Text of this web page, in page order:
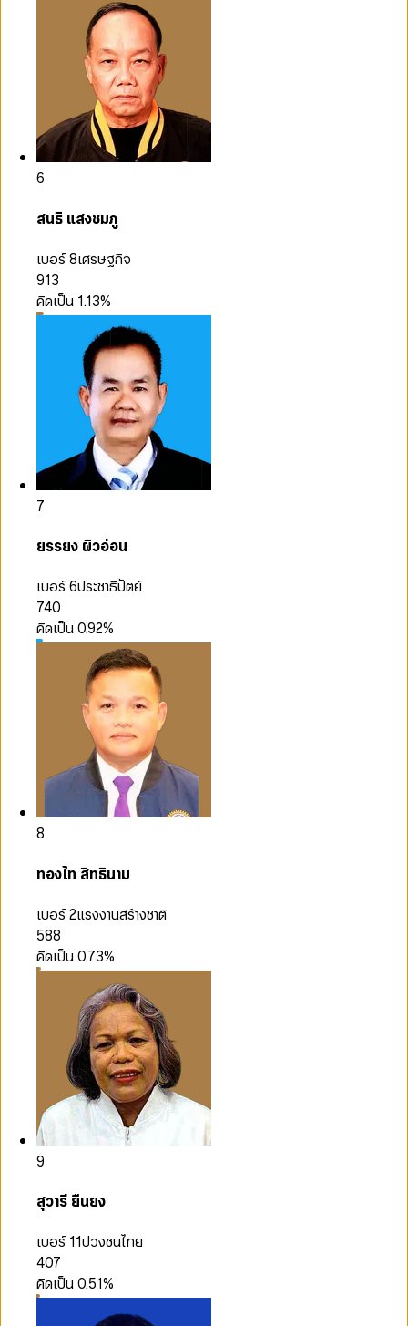
6
สนธิ แสงชมภู
เบอร์ 8เศรษฐกิจ
913
คิดเป็น 1.13%
7
ยรรยง ผิวอ่อน
เบอร์ 6ประชาธิปัตย์
740
คิดเป็น0.92%
8
ทองไท สิทธินาม
เบอร์ 2แรงงานสร้างชาติ
588
คิดเป็น0.73%
9
สุวารี ยืนยง
เบอร์ 11ปวงชนไทย
407
คิดเป็น0.51%